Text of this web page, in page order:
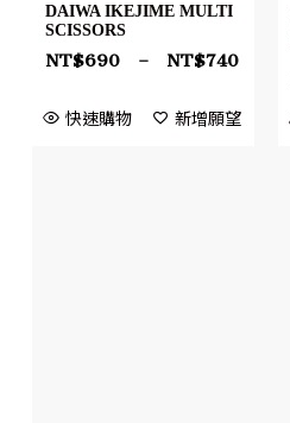
DAIWA IKEJIME MULTI
SCISSORS
NT$690 – NT$740
快速購物 新增願望